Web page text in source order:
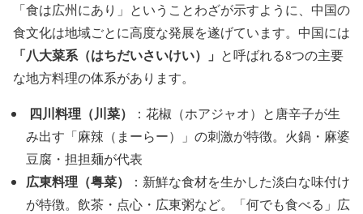
「食は広州にあり」ということわざが示すように、中国の
食文化は地域ごとに高度な発展を遂げています。中国には
「八大菜系（はちだいさいけい）」 と呼ばれる8つの主要
な地方料理の体系があります。
四川料理（川菜）
：花椒（ホアジャオ）と唐辛子が生
み出す「麻辣（まーらー）」の刺激が特徴。火鍋・麻婆
豆腐・担担麺が代表
広東料理（粤菜）
：新鮮な食材を生かした淡白な味付け
が特徴。飲茶・点心・広東粥など。「何でも食べる」広